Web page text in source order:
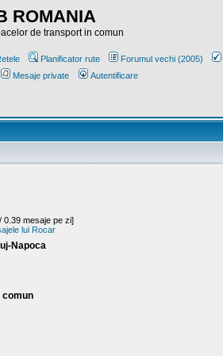
ROMANIA
de transport in comun
Planificator rute Forumul vechi (2005)
Mesaje private Autentificare
0.39 mesaje pe zi]
lui Rocar
Napoca
comun